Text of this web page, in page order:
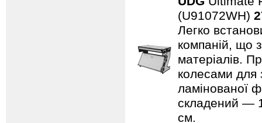
(U91072WH)
Легко
компаній, що
матеріалів.
колесами для
ламінованої
складений —
см.